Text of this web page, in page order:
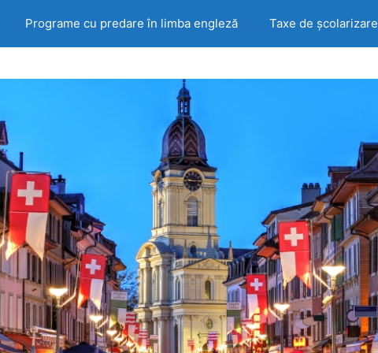
Programe cu predare în limba engleză Taxe de școlarizare